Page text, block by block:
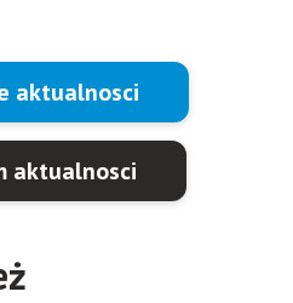
aktualnosci
aktualnosci